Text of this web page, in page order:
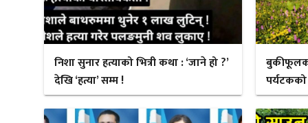
निशा सुनार हत्याको भित्री कथा : ‘जाने हो ?’
देखि ‘हत्या’ सम्म !